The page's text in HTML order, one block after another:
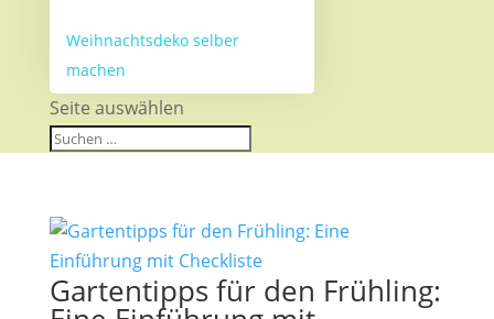
Weihnachtsdeko selber
machen
Seite auswählen
Gartentipps für den Frühling: